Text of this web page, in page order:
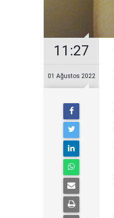
11:27
01 Ağustos 2022